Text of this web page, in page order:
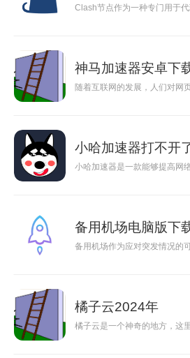
Clash节点作为一种专门用于
神马加速器安卓下
随着互联网的发展，人们对网
小哈加速器打不开
小哈加速器是一款能够提高网
备用机场电脑版下
备用机场作为应对突发情况的
橘子云2024年
橘子云是一个神奇的地方，这